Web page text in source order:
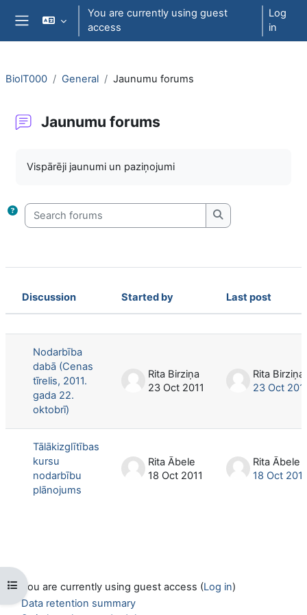
Skip to main content
You are currently using guest
access
Log
in
Open course index
BiolT000 General Jaunumu forums
Jaunumu forums
Vispārēji jaunumi un paziņojumi
Search forums
Search forums
Status
Discussion Started by Last post
Nodarbība
dabā (Cenas
tīrelis, 2011.
gada 22.
oktobrī)
Rita Birziņa
23 Oct 2011
Rita Birziņa
23 Oct
Tālākizglītības
kursu
nodarbību
plānojums
Rita Ābele
18 Oct 2011
Rita Ābele
18 Oct 2011
You are currently using guest access (Log in)
Data retention summary